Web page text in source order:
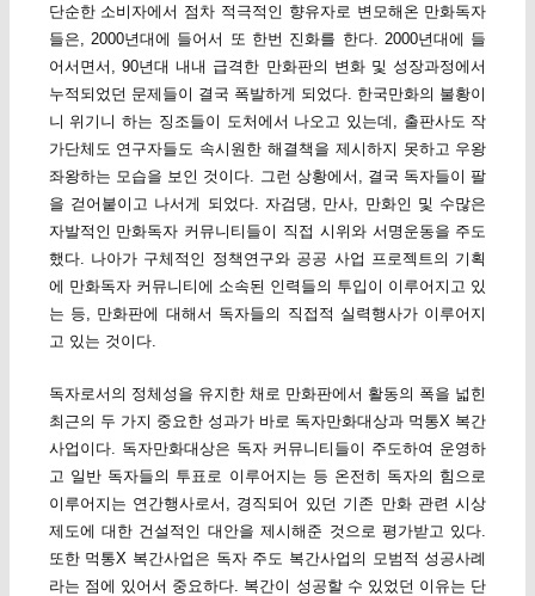
단순한 소비자에서 점차 적극적인 향유자로 변모해온 만화독자
들은, 2000년대에 들어서 또 한번 진화를 한다. 2000년대에 들
어서면서, 90년대 내내 급격한 만화판의 변화 및 성장과정에서
누적되었던 문제들이 결국 폭발하게 되었다. 한국만화의 불황이
니 위기니 하는 징조들이 도처에서 나오고 있는데, 출판사도 작
가단체도 연구자들도 속시원한 해결책을 제시하지 못하고 우왕
좌왕하는 모습을 보인 것이다. 그런 상황에서, 결국 독자들이 팔
을 걷어붙이고 나서게 되었다. 자검댕, 만사, 만화인 및 수많은
자발적인 만화독자 커뮤니티들이 직접 시위와 서명운동을 주도
했다. 나아가 구체적인 정책연구와 공공 사업 프로젝트의 기획
에 만화독자 커뮤니티에 소속된 인력들의 투입이 이루어지고 있
는 등, 만화판에 대해서 독자들의 직접적 실력행사가 이루어지
고 있는 것이다.
독자로서의 정체성을 유지한 채로 만화판에서 활동의 폭을 넓힌
최근의 두 가지 중요한 성과가 바로 독자만화대상과 먹통X 복간
사업이다. 독자만화대상은 독자 커뮤니티들이 주도하여 운영하
고 일반 독자들의 투표로 이루어지는 등 온전히 독자의 힘으로
이루어지는 연간행사로서, 경직되어 있던 기존 만화 관련 시상
제도에 대한 건설적인 대안을 제시해준 것으로 평가받고 있다.
또한 먹통X 복간사업은 독자 주도 복간사업의 모범적 성공사례
라는 점에 있어서 중요하다. 복간이 성공할 수 있었던 이유는 단